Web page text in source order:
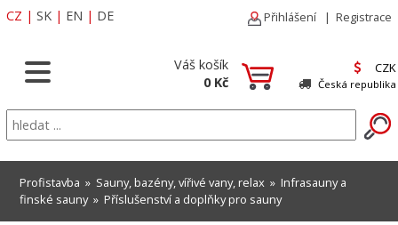
CZ | SK | EN | DE Přihlášení | Registrace
Váš košík
0 Kč
CZK
Česká republika
Profistavba » Sauny, bazény, vířivé vany, relax » Infrasauny a
finské sauny» Příslušenství a doplňky pro sauny